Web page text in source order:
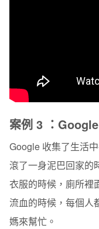
案例 3 ：Google
Google 收集了生活
滾了一身泥巴回家的
衣服的時候，廁所裡
流血的時候，每個人
媽來幫忙。